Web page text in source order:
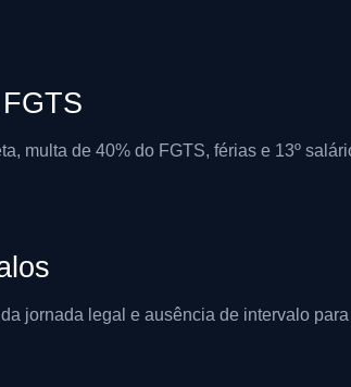
multa de 40% do FGTS, férias e 13º
jornada legal e ausência de intervalo